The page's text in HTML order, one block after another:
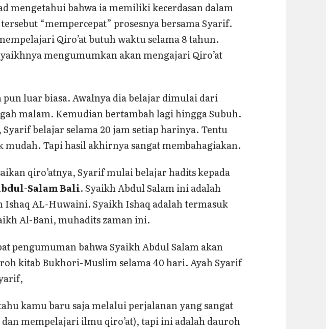
mengetahui bahwa ia memiliki kecerdasan dalam
“mempercepat” prosesnya bersama Syarif.
Qiro’at butuh waktu selama 8 tahun.
mengumumkan akan mengajari Qiro’at
pun luar biasa. Awalnya dia belajar dimulai dari
malam. Kemudian bertambah lagi hingga Subuh.
belajar selama 20 jam setiap harinya. Tentu
mudah. Tapi hasil akhirnya sangat membahagiakan.
qiro’atnya, Syarif mulai belajar hadits kepada
Salam Bali. Syaikh Abdul Salam ini adalah
AL-Huwaini. Syaikh Ishaq adalah termasuk
Al-Bani, muhadits zaman ini.
pengumuman bahwa Syaikh Abdul Salam akan
kitab Bukhori-Muslim selama 40 hari. Ayah Syarif
kamu baru saja melalui perjalanan yang sangat
mempelajari ilmu qiro’at), tapi ini adalah dauroh